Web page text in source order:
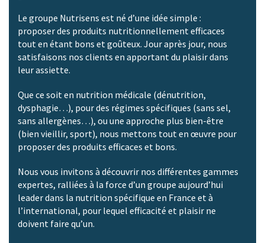
Le groupe Nutrisens est né d’une idée simple :
proposer des produits nutritionnellement efficaces
tout en étant bons et goûteux. Jour après jour, nous
satisfaisons nos clients en apportant du plaisir dans
leur assiette.
Que ce soit en nutrition médicale (dénutrition,
dysphagie…), pour des régimes spécifiques (sans sel,
sans allergènes…), ou une approche plus bien-être
(bien vieillir, sport), nous mettons tout en œuvre pour
proposer des produits efficaces et bons.
Nous vous invitons à découvrir nos différentes gammes
expertes, ralliées à la force d’un groupe aujourd’hui
leader dans la nutrition spécifique en France et à
l’international, pour lequel efficacité et plaisir ne
doivent faire qu’un.